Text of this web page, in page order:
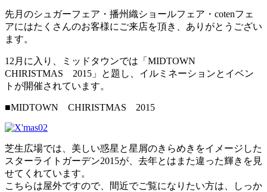
先月のシュガーフェア・播州織ショールフェア・cotenフェ
アにはたくさんのお客様にご来店を頂き、ありがとうござい
ます。
12月に入り、ミッドタウンでは「MIDTOWN
CHIRISTMAS 2015」と題し、イルミネーションとイベン
トが開催されています。
■MIDTOWN CHIRISTMAS 2015
芝生広場では、美しい惑星と星屑のきらめきをイメージした
スターライトガーデン2015が、去年とはまた違った輝きを見
せてくれています。
こちらは屋外ですので、間近でご覧になりたい方は、しっか